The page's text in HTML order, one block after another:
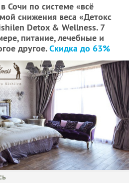
Сочи по системе «всё
снижения веса «Детокс
Detox & Wellness. 7
питание, лечебные и
другое.Скидка до 63%